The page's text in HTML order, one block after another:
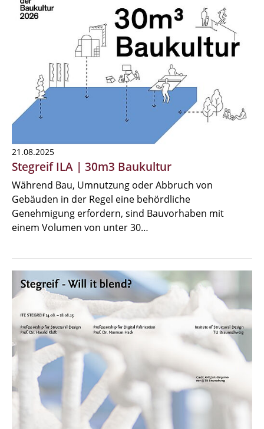
21.08.2025
Stegreif ILA | 30m3 Baukultur
Während Bau, Umnutzung oder Abbruch von
Gebäuden in der Regel eine behördliche
Genehmigung erfordern, sind Bauvorhaben mit
einem Volumen von unter 30…